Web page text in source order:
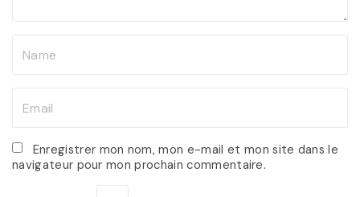
*
a
i
Enregistrer mon nom, mon e-mail et mon site dans le
navigateur pour mon prochain commentaire.